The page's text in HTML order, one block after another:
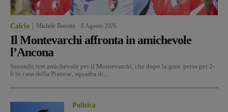
Calcio Michele Bossini 8 Agosto 2026
Il Montevarchi affronta in amichevole
l’Ancona
Secondo test amichevole per il Montevarchi, che dopo la gara persa per 2-
0 in casa della Pianese, squadra di...
Politica